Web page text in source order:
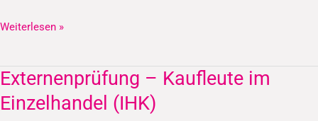
Weiterlesen »
Externenprüfung – Kaufleute im
Einzelhandel (IHK)
Externenprüfung
–
Kaufleute